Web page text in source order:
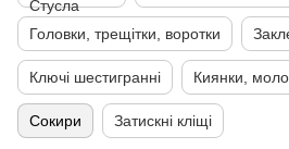
Головки, трещітки, воротки
Ключі шестигранні Киянки,
Сокири Затискні кліщі